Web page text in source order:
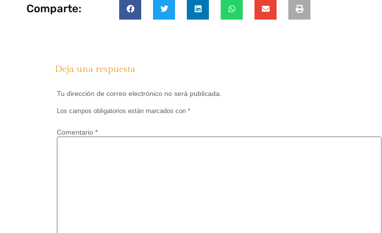
Comparte:
Deja una respuesta
Tu dirección de correo electrónico no será publicada.
Los campos obligatorios están marcados con *
Comentario *